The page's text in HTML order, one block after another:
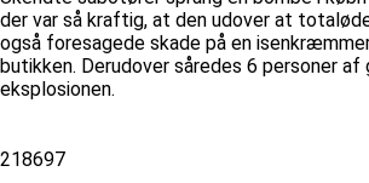
der var så kraftig, at den udover at
også foresagede skade på en
butikken. Derudover såredes 6 personer
eksplosionen.
218697